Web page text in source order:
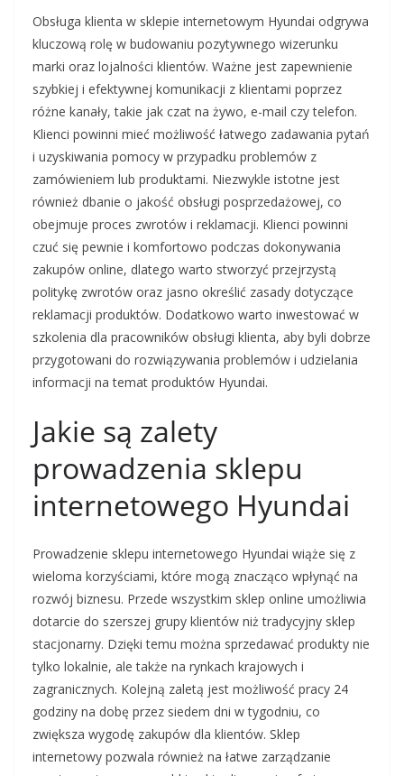
Obsługa klienta w sklepie internetowym Hyundai odgrywa
kluczową rolę w budowaniu pozytywnego wizerunku
marki oraz lojalności klientów. Ważne jest zapewnienie
szybkiej i efektywnej komunikacji z klientami poprzez
różne kanały, takie jak czat na żywo, e-mail czy telefon.
Klienci powinni mieć możliwość łatwego zadawania pytań
i uzyskiwania pomocy w przypadku problemów z
zamówieniem lub produktami. Niezwykle istotne jest
również dbanie o jakość obsługi posprzedażowej, co
obejmuje proces zwrotów i reklamacji. Klienci powinni
czuć się pewnie i komfortowo podczas dokonywania
zakupów online, dlatego warto stworzyć przejrzystą
politykę zwrotów oraz jasno określić zasady dotyczące
reklamacji produktów. Dodatkowo warto inwestować w
szkolenia dla pracowników obsługi klienta, aby byli dobrze
przygotowani do rozwiązywania problemów i udzielania
informacji na temat produktów Hyundai.
Jakie są zalety
prowadzenia sklepu
internetowego Hyundai
Prowadzenie sklepu internetowego Hyundai wiąże się z
wieloma korzyściami, które mogą znacząco wpłynąć na
rozwój biznesu. Przede wszystkim sklep online umożliwia
dotarcie do szerszej grupy klientów niż tradycyjny sklep
stacjonarny. Dzięki temu można sprzedawać produkty nie
tylko lokalnie, ale także na rynkach krajowych i
zagranicznych. Kolejną zaletą jest możliwość pracy 24
godziny na dobę przez siedem dni w tygodniu, co
zwiększa wygodę zakupów dla klientów. Sklep
internetowy pozwala również na łatwe zarządzanie